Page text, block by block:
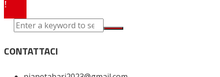
CONTATTACI